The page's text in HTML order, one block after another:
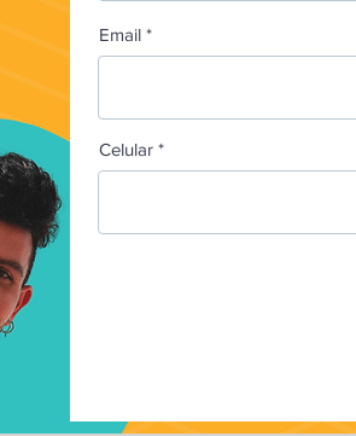
Email
Celular